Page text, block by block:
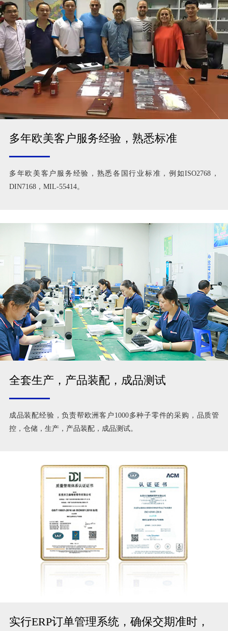
多年欧美客户服务经验，熟悉标准
多年欧美客户服务经验，熟悉各国行业标准，例如ISO2768，
DIN7168，MIL-55414。
全套生产，产品装配，成品测试
成品装配经验，负责帮欧洲客户1000多种子零件的采购，品质管
控，仓储，生产，产品装配，成品测试。
实行ERP订单管理系统，确保交期准时，